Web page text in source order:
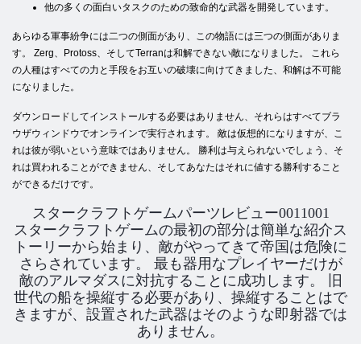
他の多くの面白いタスクのための致命的な武器を開発しています。
あらゆる軍事紛争には二つの側面があり、この物語には三つの側面がありま
す。 Zerg、Protoss、そしてTerranは和解できない敵になりました。 これら
の人種はすべての力と手段をお互いの破壊に向けてきました、和解は不可能
になりました。
ダウンロードしてインストールする必要はありません、それらはすべてブラ
ウザウィンドウでオンラインで実行されます。 敵は仮想的になりますが、こ
れは彼が弱いという意味ではありません。 勝利は与えられないでしょう、そ
れは買われることができません、そしてあなたはそれに値する勝利すること
ができるだけです。
スタークラフトゲームパーツレビュー0011001
スタークラフトゲームの最初の部分は簡単な紹介ス
トーリーから始まり、敵がやってきて帝国は危険に
さらされています。 最も器用なプレイヤーだけが
敵のアルマダスに対抗することに成功します。 旧
世代の船を操縦する必要があり、操縦することはで
きますが、設置された武器はそのような即射器では
ありません。